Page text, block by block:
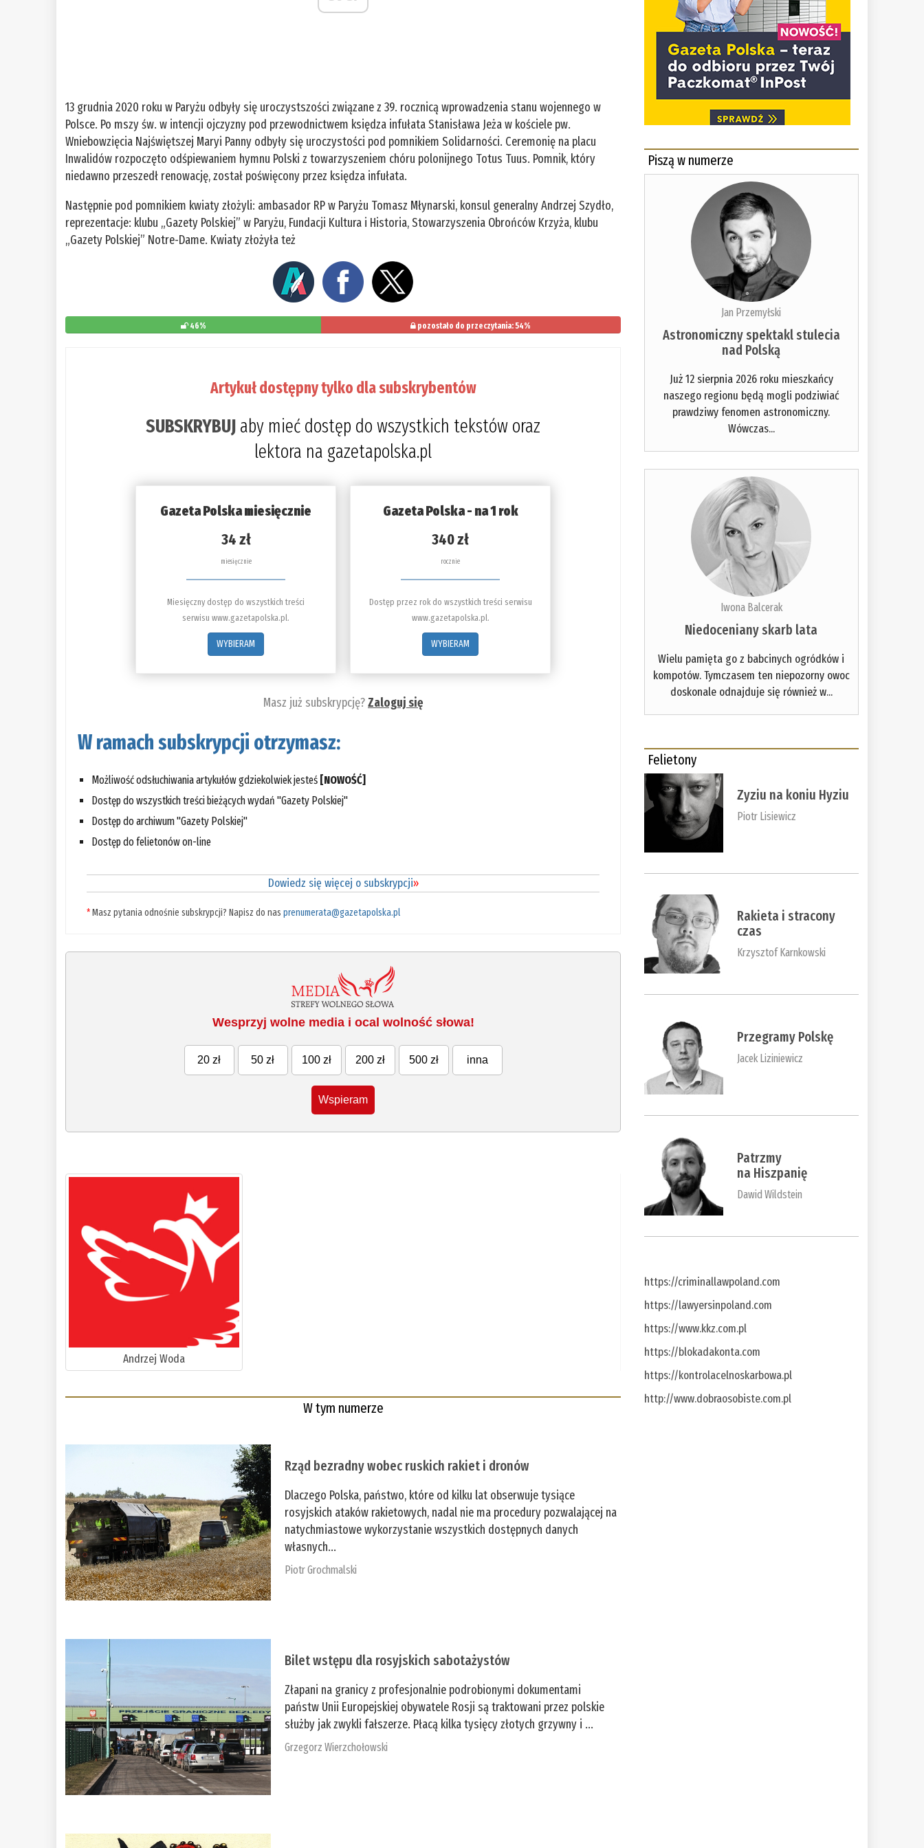
13 grudnia 2020 roku w Paryżu odbyły się uroczystszości związane z 39. rocznicą wprowadzenia stanu wojennego w
Polsce. Po mszy św. w intencji ojczyzny pod przewodnictwem księdza infułata Stanisława Jeża w kościele pw.
Wniebowzięcia Najświętszej Maryi Panny odbyły się uroczystości pod pomnikiem Solidarności. Ceremonię na placu
Inwalidów rozpoczęto odśpiewaniem hymnu Polski z towarzyszeniem chóru polonijnego Totus Tuus. Pomnik, który
niedawno przeszedł renowację, został poświęcony przez księdza infułata.
Następnie pod pomnikiem kwiaty złożyli: ambasador RP w Paryżu Tomasz Młynarski, konsul generalny Andrzej Szydło,
reprezentacje: klubu „Gazety Polskiej” w Paryżu, Fundacji Kultura i Historia, Stowarzyszenia Obrońców Krzyża, klubu
„Gazety Polskiej” Notre-Dame. Kwiaty złożyła też
46% pozostało do przeczytania: 54%
Artykuł dostępny tylko dla subskrybentów
SUBSKRYBUJ aby mieć dostęp do wszystkich tekstów oraz
lektora na gazetapolska.pl
Gazeta Polska miesięcznie
34 zł
miesięcznie
Miesięczny dostęp do wszystkich treści
serwisu www.gazetapolska.pl.
WYBIERAM
Gazeta Polska - na 1 rok
340 zł
rocznie
Dostęp przez rok do wszystkich treści serwisu
www.gazetapolska.pl.
WYBIERAM
Masz już subskrypcję?Zaloguj się
W ramach subskrypcji otrzymasz:
Możliwość odsłuchiwania artykułów gdziekolwiek jesteś [NOWOŚĆ]
Dostęp do wszystkich treści bieżących wydań "Gazety Polskiej"
Dostęp do archiwum "Gazety Polskiej"
Dostęp do felietonów on-line
Dowiedz się więcej o subskrypcji»
*Masz pytania odnośnie subskrypcji? Napisz do nasprenumerata@gazetapolska.pl
Wesprzyj wolne media i ocal wolność słowa!
20 zł 50 zł 100 zł 200 zł 500 zł inna
Wspieram
Andrzej Woda
W tym numerze
Rząd bezradny wobec ruskich rakiet i dronów
Dlaczego Polska, państwo, które od kilku lat obserwuje tysiące
rosyjskich ataków rakietowych, nadal nie ma procedury pozwalającej na
natychmiastowe wykorzystanie wszystkich dostępnych danych
własnych...
Piotr Grochmalski
Bilet wstępu dla rosyjskich sabotażystów
Złapani na granicy z profesjonalnie podrobionymi dokumentami
państw Unii Europejskiej obywatele Rosji są traktowani przez polskie
służby jak zwykli fałszerze. Płacą kilka tysięcy złotych grzywny i ...
Grzegorz Wierzchołowski
Piszą w numerze
Jan Przemyłski
Astronomiczny spektakl stulecia
nad Polską
Już 12 sierpnia 2026 roku mieszkańcy
naszego regionu będą mogli podziwiać
prawdziwy fenomen astronomiczny.
Wówczas...
Iwona Balcerak
Niedoceniany skarb lata
Wielu pamięta go z babcinych ogródków i
kompotów. Tymczasem ten niepozorny owoc
doskonale odnajduje się również w...
Felietony
Zyziu na koniu Hyziu
Piotr Lisiewicz
Rakieta i stracony
czas
Krzysztof Karnkowski
Przegramy Polskę
Jacek Liziniewicz
Patrzmy
na Hiszpanię
Dawid Wildstein
https://criminallawpoland.com
https://lawyersinpoland.com
https://www.kkz.com.pl
https://blokadakonta.com
https://kontrolacelnoskarbowa.pl
http://www.dobraosobiste.com.pl